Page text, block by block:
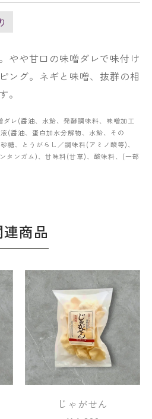
やや甘口の味噌ダレで味付け
ング。ネギと味噌、抜群の相
。
レ(醤油、水飴、発酵調味料、味噌加工
(醤油、蛋白加水分解物、水飴、その
糖、とうがらし／調味料(アミノ酸等)、
タンガム)、甘味料(甘草)、酸味料、(一部
連商品
じゃがせん